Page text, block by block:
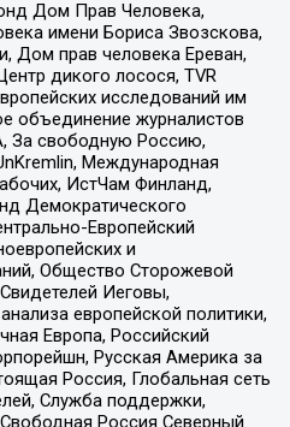
Дом Прав Человека,
имени Бориса Звозскова,
Дом прав человека Ереван,
дикого лосося, TVR
исследований им
объединение журналистов
За свободную Россию,
Международная
ИстЧам Финланд,
Демократического
Европейский
и
Общество Сторожевой
Иеговы,
европейской политики,
Европа, Российский
Русская Америка за
Россия, Глобальная сеть
Служба поддержки,
Россия Северный